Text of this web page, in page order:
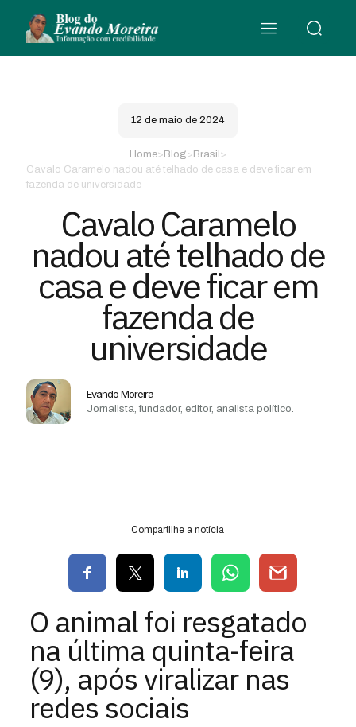
12 de maio de 2024
Home> Blog> Brasil >
Cavalo Caramelo nadou até telhado de casa e deve ficar em
fazenda de universidade
Cavalo Caramelo
nadou até telhado de
casa e deve ficar em
fazenda de
universidade
Evando Moreira
Jornalista, fundador, editor, analista político.
Compartilhe a notícia
O animal foi resgatado
na última quinta-feira
(9), após viralizar nas
redes sociais